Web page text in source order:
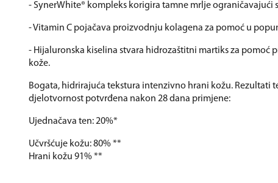
- SynerWhite® kompleks korigira tamne mrlje ograničavajući
- Vitamin C pojačava proizvodnju kolagena za pomoć u
- Hijaluronska kiselina stvara hidrozaštitni martiks za pomoć
kože.
Bogata, hidrirajuća tekstura intenzivno hrani kožu. Rezultati
djelotvornost potvrđena nakon 28 dana primjene:
Ujednačava ten: 20%*
Učvršćuje kožu: 80% **
Hrani kožu 91% **